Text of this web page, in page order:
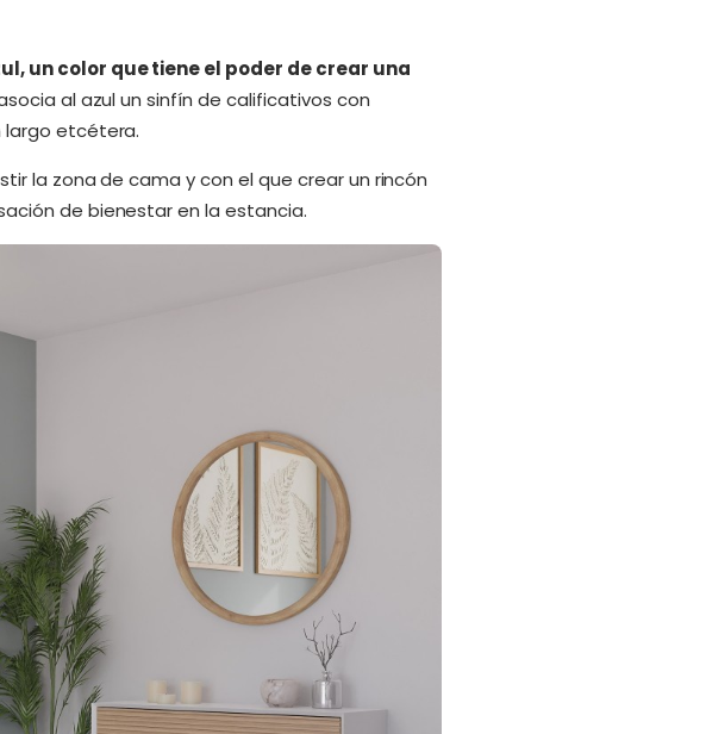
un color que tiene el poder de crear una
al azul un sinfín de calificativos con
largo etcétera.
la zona de cama y con el que crear un rincón
de bienestar en la estancia.